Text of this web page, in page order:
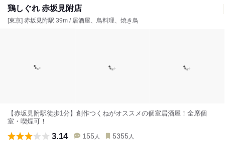
鶏しぐれ 赤坂見附店
[東京] 赤坂見附駅 39m / 居酒屋、鳥料理、焼き鳥
【赤坂見附駅徒歩1分】創作つくねがオススメの個室居酒屋！全席個
室・喫煙可！
3.14 155 人 5355 人